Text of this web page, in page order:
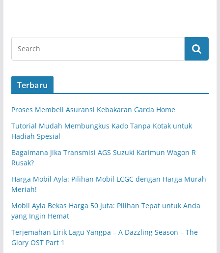
Terbaru
Proses Membeli Asuransi Kebakaran Garda Home
Tutorial Mudah Membungkus Kado Tanpa Kotak untuk
Hadiah Spesial
Bagaimana Jika Transmisi AGS Suzuki Karimun Wagon R
Rusak?
Harga Mobil Ayla: Pilihan Mobil LCGC dengan Harga Murah
Meriah!
Mobil Ayla Bekas Harga 50 Juta: Pilihan Tepat untuk Anda
yang Ingin Hemat
Terjemahan Lirik Lagu Yangpa – A Dazzling Season – The
Glory OST Part 1